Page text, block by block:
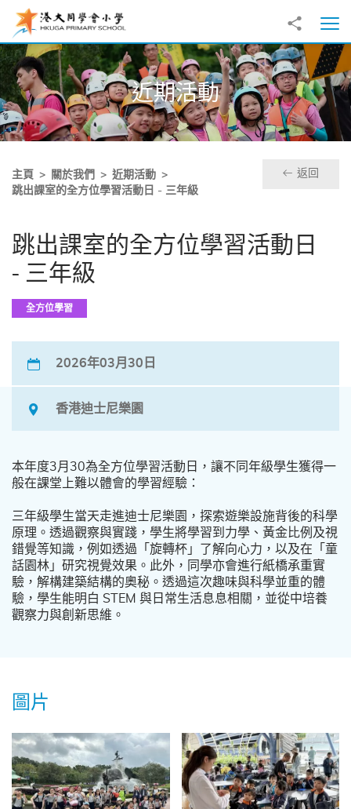
跳至主內容
分享到
打
近期活動
主頁 關於我們
近期活動
跳出課室的全方位學習活動日 - 三年級
返回
跳出課室的全方位學習活動日
- 三年級
全方位學習
2026年03月30日
香港迪士尼樂園
本年度3月30為全方位學習活動日，讓不同年級學生獲得一
般在課堂上難以體會的學習經驗：
三年級學生當天走進迪士尼樂園，探索遊樂設施背後的科學
原理。透過觀察與實踐，學生將學習到力學、黃金比例及視
錯覺等知識，例如透過「旋轉杯」了解向心力，以及在「童
話園林」研究視覺效果。此外，同學亦會進行紙橋承重實
驗，解構建築結構的奧秘。透過這次趣味與科學並重的體
驗，學生能明白 STEM 與日常生活息息相關，並從中培養
觀察力與創新思維。
圖片